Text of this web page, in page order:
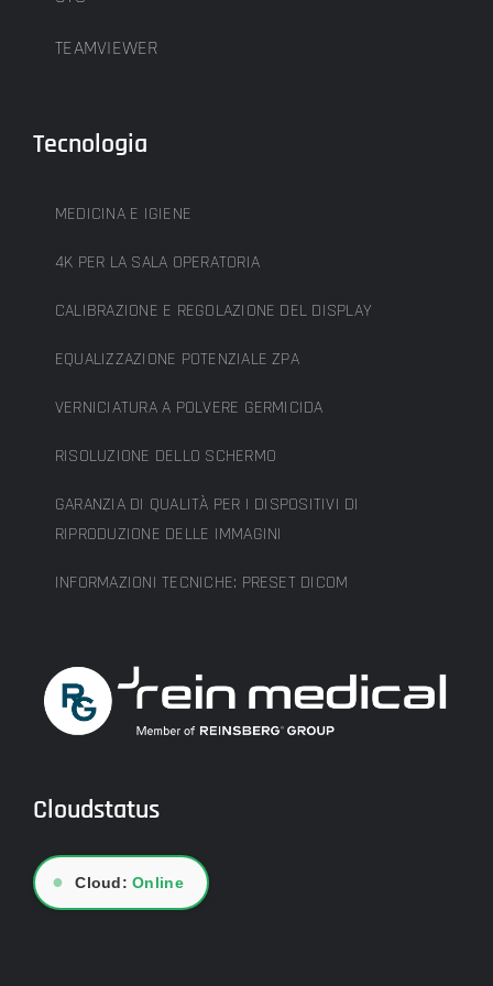
TEAMVIEWER
Tecnologia
MEDICINA E IGIENE
4K PER LA SALA OPERATORIA
CALIBRAZIONE E REGOLAZIONE DEL DISPLAY
EQUALIZZAZIONE POTENZIALE ZPA
VERNICIATURA A POLVERE GERMICIDA
RISOLUZIONE DELLO SCHERMO
GARANZIA DI QUALITÀ PER I DISPOSITIVI DI
RIPRODUZIONE DELLE IMMAGINI
INFORMAZIONI TECNICHE: PRESET DICOM
Cloudstatus
● Cloud:Online